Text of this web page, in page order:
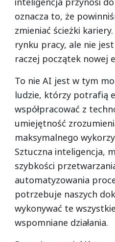
oznacza to, że
zmieniać ścieżki
rynku pracy, ale nie
raczej początek nowej
To nie AI jest w tym
ludzie, którzy potrafią
współpracować z
umiejętność
maksymalnego
Sztuczna inteligencja,
szybkości
automatyzowania
potrzebuje naszych
wykonywać te
wspomniane działania.